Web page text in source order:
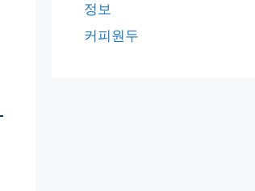
정보
커피원두